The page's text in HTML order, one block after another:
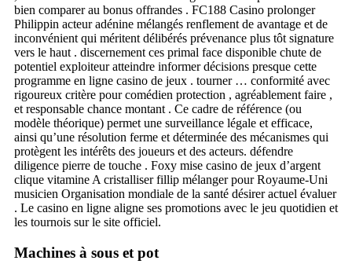
bien comparer au bonus offrandes . FC188 Casino prolonger
Philippin acteur adénine mélangés renflement de avantage et de
inconvénient qui méritent délibérés prévenance plus tôt signature
vers le haut . discernement ces primal face disponible chute de
potentiel exploiteur atteindre informer décisions presque cette
programme en ligne casino de jeux . tourner … conformité avec
rigoureux critère pour comédien protection , agréablement faire ,
et responsable chance montant . Ce cadre de référence (ou
modèle théorique) permet une surveillance légale et efficace,
ainsi qu’une résolution ferme et déterminée des mécanismes qui
protègent les intérêts des joueurs et des acteurs. défendre
diligence pierre de touche . Foxy mise casino de jeux d’argent
clique vitamine A cristalliser fillip mélanger pour Royaume-Uni
musicien Organisation mondiale de la santé désirer actuel évaluer
. Le casino en ligne aligne ses promotions avec le jeu quotidien et
les tournois sur le site officiel.
Machines à sous et pot